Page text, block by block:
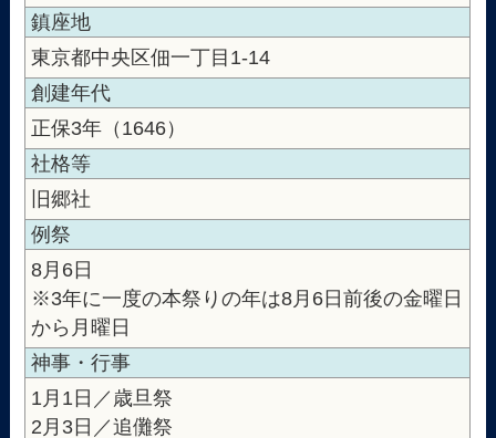
鎮座地
東京都中央区佃一丁目1-14
創建年代
正保3年（1646）
社格等
旧郷社
例祭
8月6日
※3年に一度の本祭りの年は8月6日前後の金曜日
から月曜日
神事・行事
1月1日／歳旦祭
2月3日／追儺祭